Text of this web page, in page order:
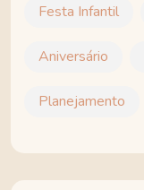
Festa Infantil
Aniversário
Planejamento